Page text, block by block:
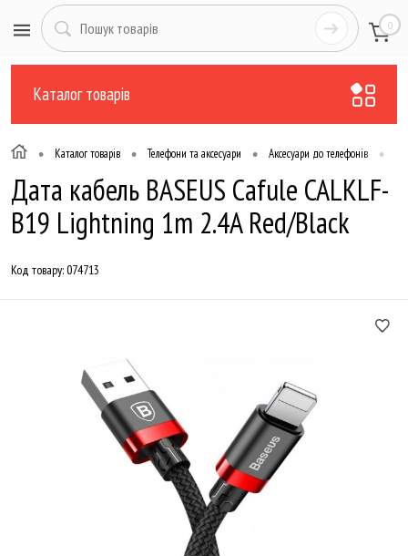
0
Каталог товарів
• Каталог товарів • Телефони та аксесуари • Аксесуари до телефонів •
Дата кабель BASEUS Cafule CALKLF-
B19 Lightning 1m 2.4A Red/Black
Код товару:074713